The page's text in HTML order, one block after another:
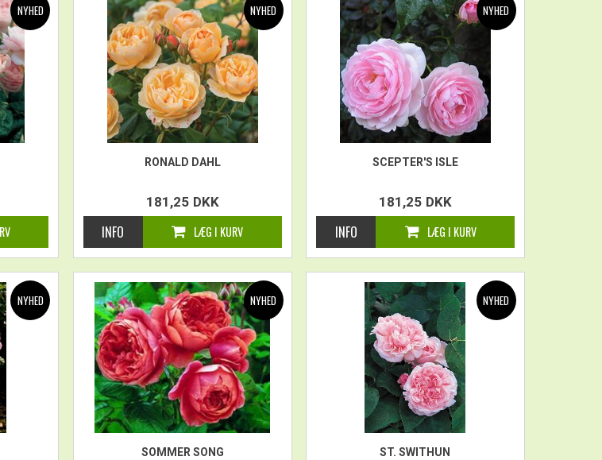
RONALD DAHL
181,25 DKK
SCEPTER'S ISLE
181,25 DKK
SOMMER SONG ST. SWITHUN